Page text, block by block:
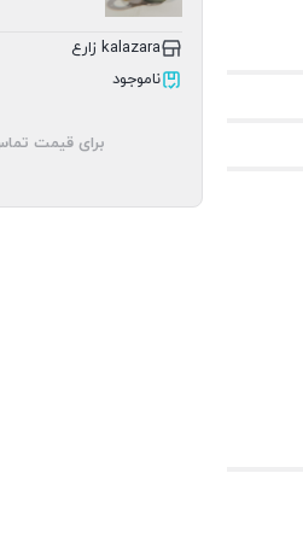
kalazara زارع
ناموجود
برای قیمت